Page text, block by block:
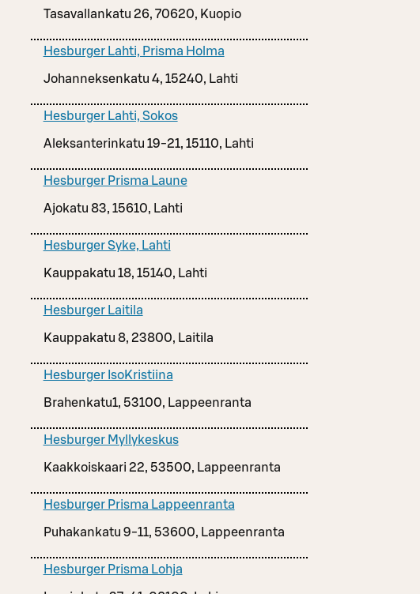
Tasavallankatu 26, 70620, Kuopio
Hesburger Lahti, Prisma Holma
Johanneksenkatu 4, 15240, Lahti
Hesburger Lahti, Sokos
Aleksanterinkatu 19-21, 15110, Lahti
Hesburger Prisma Laune
Ajokatu 83, 15610, Lahti
Hesburger Syke, Lahti
Kauppakatu 18, 15140, Lahti
Hesburger Laitila
Kauppakatu 8, 23800, Laitila
Hesburger IsoKristiina
Brahenkatu1, 53100, Lappeenranta
Hesburger Myllykeskus
Kaakkoiskaari 22, 53500, Lappeenranta
Hesburger Prisma Lappeenranta
Puhakankatu 9-11, 53600, Lappeenranta
Hesburger Prisma Lohja